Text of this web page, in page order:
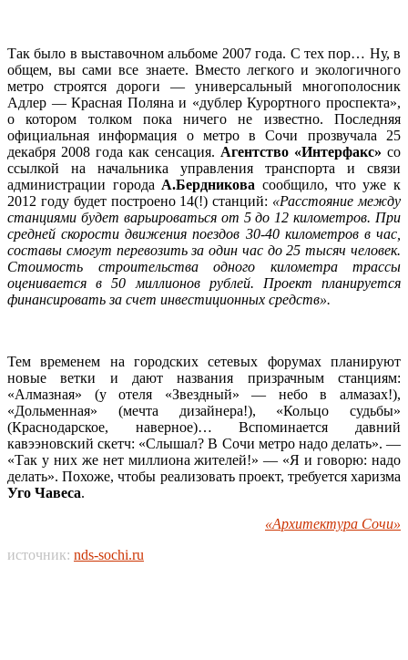
Так было в выставочном альбоме 2007 года. С тех пор… Ну, в
общем, вы сами все знаете. Вместо легкого и экологичного
метро строятся дороги — универсальный многополосник
Адлер — Красная Поляна и «дублер Курортного проспекта»,
о котором толком пока ничего не известно. Последняя
официальная информация о метро в Сочи прозвучала 25
декабря 2008 года как сенсация. Агентство «Интерфакс» со
ссылкой на начальника управления транспорта и связи
администрации города А.Бердникова сообщило, что уже к
2012 году будет построено 14(!) станций: «Расстояние между
станциями будет варьироваться от 5 до 12 километров. При
средней скорости движения поездов 30-40 километров в час,
составы смогут перевозить за один час до 25 тысяч человек.
Стоимость строительства одного километра трассы
оценивается в 50 миллионов рублей. Проект планируется
финансировать за счет инвестиционных средств».
Тем временем на городских сетевых форумах планируют
новые ветки и дают названия призрачным станциям:
«Алмазная» (у отеля «Звездный» — небо в алмазах!),
«Дольменная» (мечта дизайнера!), «Кольцо судьбы»
(Краснодарское, наверное)… Вспоминается давний
кавээновский скетч: «Слышал? В Сочи метро надо делать». —
«Так у них же нет миллиона жителей!» — «Я и говорю: надо
делать». Похоже, чтобы реализовать проект, требуется харизма
Уго Чавеса.
«Архитектура Сочи»
источник: nds-sochi.ru